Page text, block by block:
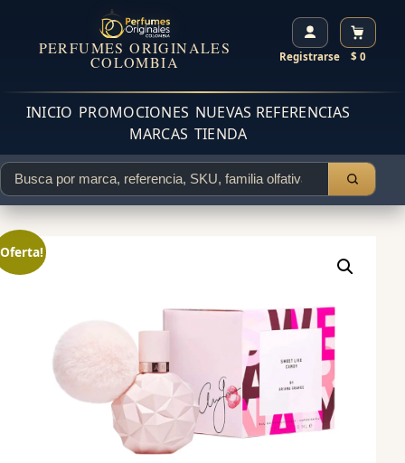
PERFUMES ORIGINALES
COLOMBIA Registrarse $ 0
INICIO PROMOCIONES NUEVAS REFERENCIAS
MARCAS TIENDA